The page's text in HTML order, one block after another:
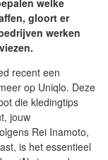
welke
gloort er
werken
recent een
op Uniqlo. Deze
die kledingtips
jouw
Rei Inamoto,
is het essentieel